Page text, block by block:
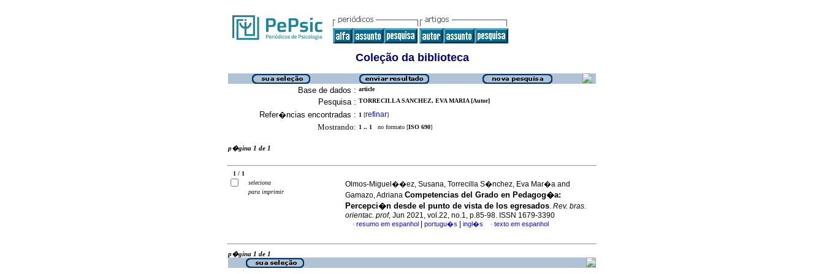
Coleção da biblioteca
Base de dados : article
Pesquisa : TORRECILLA SANCHEZ, EVA MARIA [Autor]
Refer�ncias encontradas : 1 [refinar]
Mostrando: 1 .. 1 no formato [ISO 690]
p�gina 1 de 1
1 / 1
seleciona
para imprimir
Olmos-Miguel��ez, Susana, Torrecilla S�nchez, Eva Mar�a and
Gamazo, Adriana Competencias del Grado en Pedagog�a:
Percepci�n desde el punto de vista de los egresados. Rev. bras.
orientac. prof, Jun 2021, vol.22, no.1, p.85-98. ISSN 1679-3390
· resumo em espanhol portugu�s ingl�s · texto em espanhol
p�gina 1 de 1